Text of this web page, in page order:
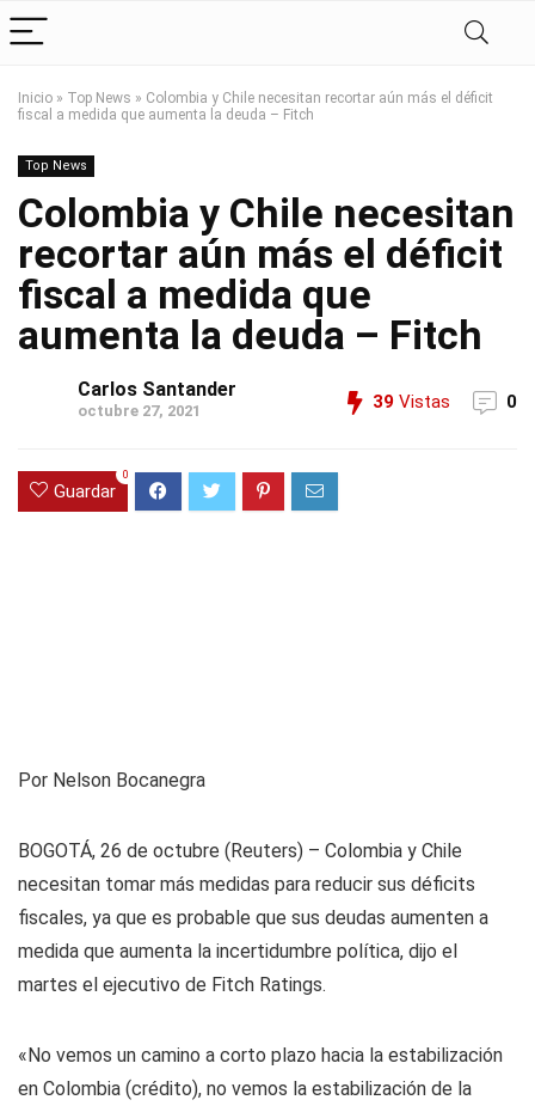
Inicio » Top News » Colombia y Chile necesitan recortar aún más el déficit
fiscal a medida que aumenta la deuda – Fitch
Top News
Colombia y Chile necesitan
recortar aún más el déficit
fiscal a medida que
aumenta la deuda – Fitch
Carlos Santander
octubre 27, 2021 39 Vistas 0
Guardar
0
Por Nelson Bocanegra
BOGOTÁ, 26 de octubre (Reuters) – Colombia y Chile
necesitan tomar más medidas para reducir sus déficits
fiscales, ya que es probable que sus deudas aumenten a
medida que aumenta la incertidumbre política, dijo el
martes el ejecutivo de Fitch Ratings.
«No vemos un camino a corto plazo hacia la estabilización
en Colombia (crédito), no vemos la estabilización de la